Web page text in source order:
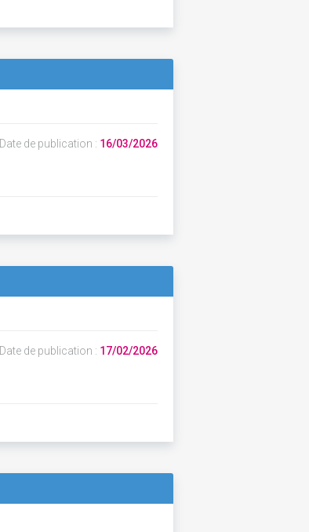
Date de publication : 16/03/2026
Date de publication : 17/02/2026